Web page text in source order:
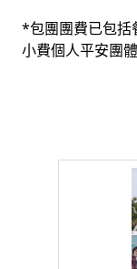
*包團團費已包括
小費個人平安團